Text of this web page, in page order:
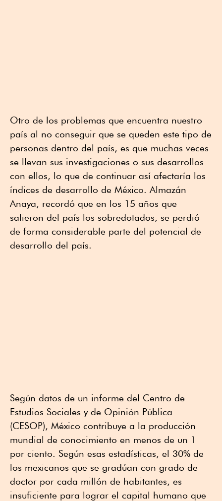
Otro de los problemas que encuentra nuestro
país al no conseguir que se queden este tipo de
personas dentro del país, es que muchas veces
se llevan sus investigaciones o sus desarrollos
con ellos, lo que de continuar así afectaría los
índices de desarrollo de México. Almazán
Anaya, recordó que en los 15 años que
salieron del país los sobredotados, se perdió
de forma considerable parte del potencial de
desarrollo del país.
Según datos de un informe del Centro de
Estudios Sociales y de Opinión Pública
(CESOP), México contribuye a la producción
mundial de conocimiento en menos de un 1
por ciento. Según esas estadísticas, el 30% de
los mexicanos que se gradúan con grado de
doctor por cada millón de habitantes, es
insuficiente para lograr el capital humano que